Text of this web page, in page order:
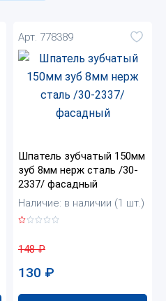
Арт. 778389
Шпатель зубчатый 150мм
зуб 8мм нерж сталь /30-
2337/ фасадный
Наличие: в наличии (1 шт.)
148₽
130 ₽